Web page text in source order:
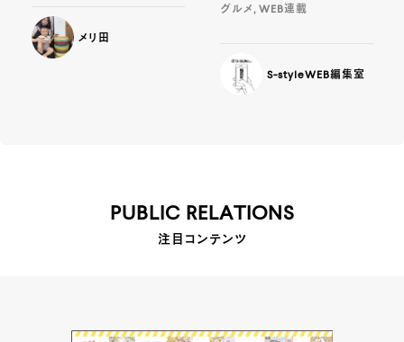
メリ田
グルメ, WEB連載
S-styleWEB編集室
PUBLIC RELATIONS
注目コンテンツ